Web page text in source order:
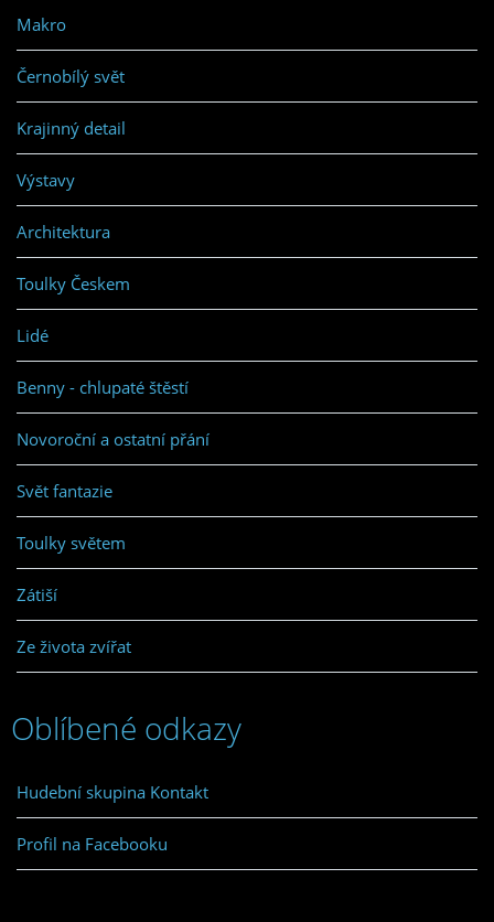
Makro
Černobílý svět
Krajinný detail
Výstavy
Architektura
Toulky Českem
Lidé
Benny - chlupaté štěstí
Novoroční a ostatní přání
Svět fantazie
Toulky světem
Zátiší
Ze života zvířat
Oblíbené odkazy
Hudební skupina Kontakt
Profil na Facebooku